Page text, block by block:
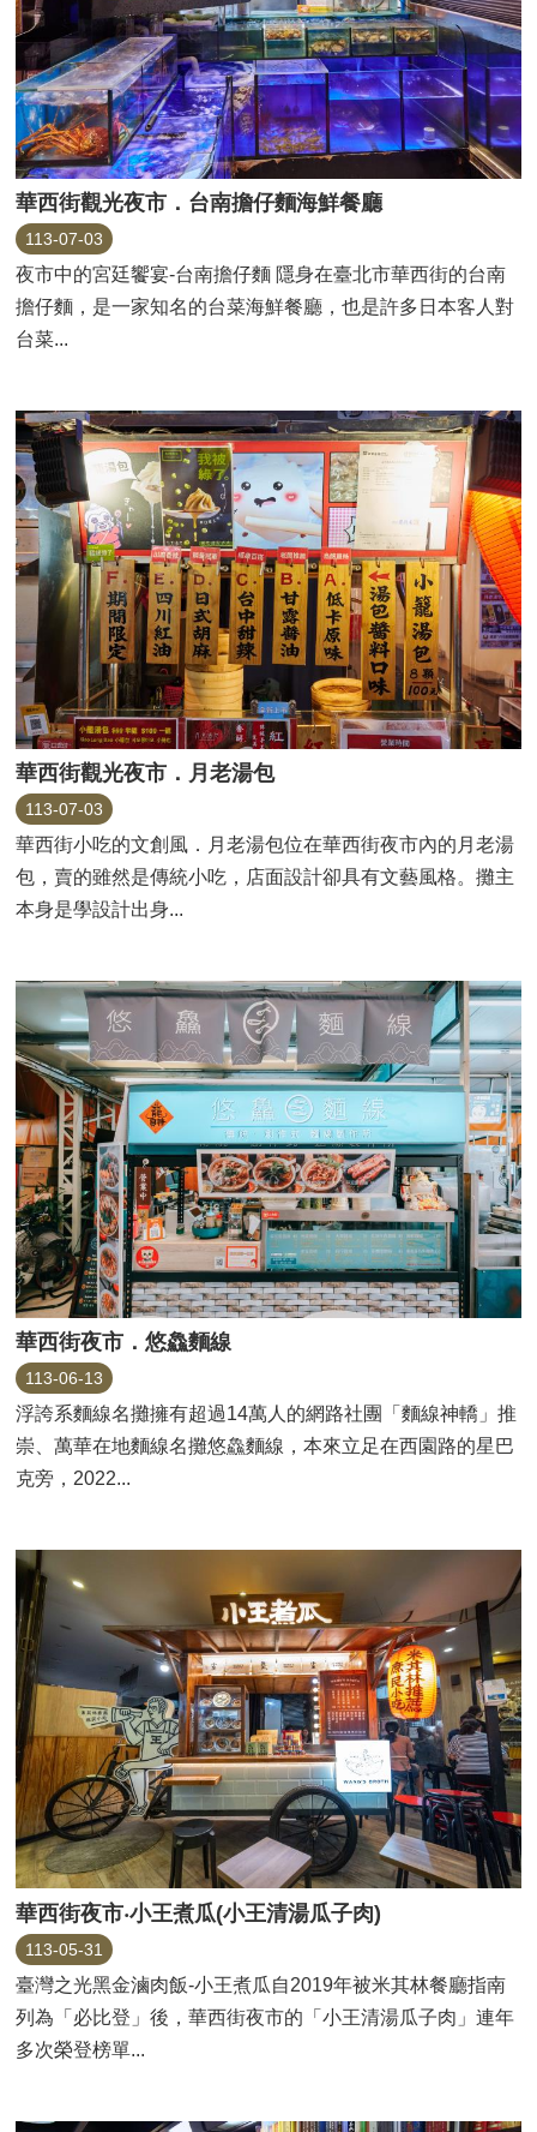
華西街觀光夜市．台南擔仔麵海鮮餐廳
113-07-03
夜市中的宮廷饗宴‐台南擔仔麵 隱身在臺北市華西街的台南
擔仔麵，是一家知名的台菜海鮮餐廳，也是許多日本客人對
台菜...
華西街觀光夜市．月老湯包
113-07-03
華西街小吃的文創風．月老湯包位在華西街夜市內的月老湯
包，賣的雖然是傳統小吃，店面設計卻具有文藝風格。攤主
本身是學設計出身...
華西街夜市．悠鱻麵線
113-06-13
浮誇系麵線名攤擁有超過14萬人的網路社團「麵線神轎」推
崇、萬華在地麵線名攤悠鱻麵線，本來立足在西園路的星巴
克旁，2022...
華西街夜市‧小王煮瓜(小王清湯瓜子肉)
113-05-31
臺灣之光黑金滷肉飯-小王煮瓜自2019年被米其林餐廳指南
列為「必比登」後，華西街夜市的「小王清湯瓜子肉」連年
多次榮登榜單...